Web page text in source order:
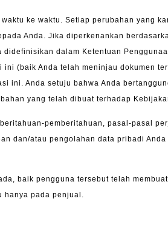
ke waktu. Setiap perubahan yang
Anda. Jika diperkenankan
didefinisikan dalam Ketentuan
(baik Anda telah meninjau dokumen
ini. Anda setuju bahwa Anda
yang telah dibuat terhadap
pemberitahuan, pasal-pasal
dan/atau pengolahan data pribadi
baik pengguna tersebut telah
hanya pada penjual.